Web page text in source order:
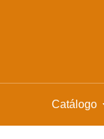
Catálogo